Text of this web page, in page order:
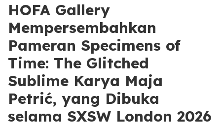
HOFA Gallery
Mempersembahkan
Pameran Specimens of
Time: The Glitched
Sublime Karya Maja
Petrić, yang Dibuka
selama SXSW London 2026